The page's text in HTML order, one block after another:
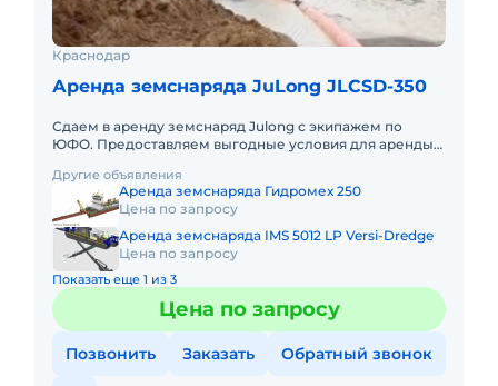
Краснодар
Аренда земснаряда JuLong JLCSD-350
Сдаем в аренду земснаряд Julong с экипажем по
ЮФО. Предоставляем выгодные условия для аренды
Кроме аренды спецтехн
Другие объявления
Аренда земснаряда Гидромех 250
Цена по запросу
Аренда земснаряда IMS 5012 LP Versi-Dredge
Цена по запросу
Показать еще 1 из 3
Цена по запросу
Позвонить Заказать Обратный звонок